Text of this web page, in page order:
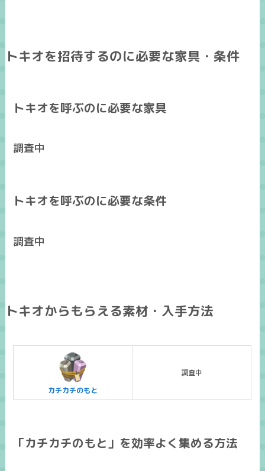
トキオを招待するのに必要な家具・条件
トキオを呼ぶのに必要な家具
調査中
トキオを呼ぶのに必要な条件
調査中
トキオからもらえる素材・入手方法
カチカチのもと
調査中
「カチカチのもと」を効率よく集める方法